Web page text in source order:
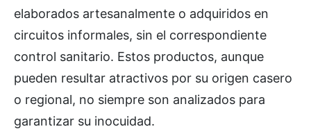
elaborados artesanalmente o adquiridos en
circuitos informales, sin el correspondiente
control sanitario. Estos productos, aunque
pueden resultar atractivos por su origen casero
o regional, no siempre son analizados para
garantizar su inocuidad.